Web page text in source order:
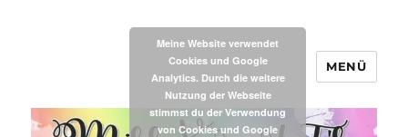
MissXoxolat's
MENÜ
Meine Website verwendet
Cookies und Google
Analytics. Durch die weitere
Nutzung der Webseite
stimmst du der Verwendung
von Cookies und Google